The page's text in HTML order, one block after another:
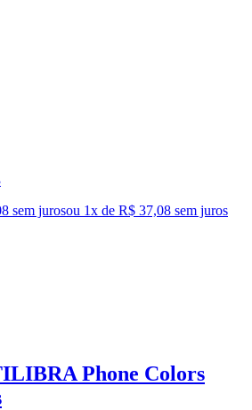
sem jurosou 1x de R$ 37,08 sem juros
Phone Colors